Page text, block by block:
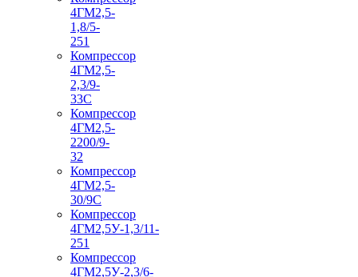
4ГМ2,5-
1,8/5-
251
Компрессор
4ГМ2,5-
2,3/9-
33С
Компрессор
4ГМ2,5-
2200/9-
32
Компрессор
4ГМ2,5-
30/9С
Компрессор
4ГМ2,5У-1,3/11-
251
Компрессор
4ГМ2,5У-2,3/6-